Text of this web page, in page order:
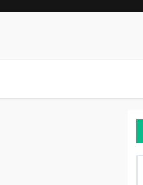
Daya Tahan Tubuh
Aktivitas Padat
Mendukung Tubuh Lebih Sehat
Siap dan Fleksibel